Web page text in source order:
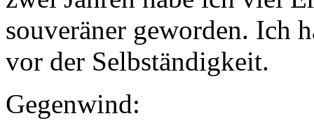
souveräner geworden. Ich
vor der Selbständigkeit.
Gegenwind: